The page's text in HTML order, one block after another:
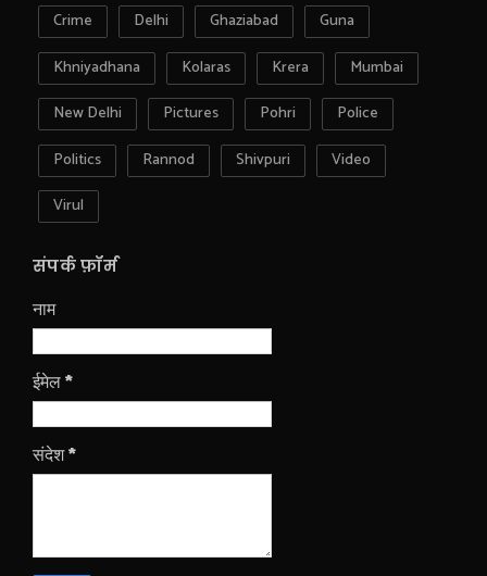
Crime
Delhi Ghaziabad
Guna
Khniyadhana
Kolaras Krera
Mumbai
New Delhi
Pictures Pohri
Police
Politics
Rannod Shivpuri
Video
Virul
संपर्क फ़ॉर्म
नाम
ईमेल*
संदेश*